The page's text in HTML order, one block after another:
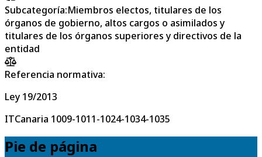
Subcategoría:Miembros electos, titulares de los
órganos de gobierno, altos cargos o asimilados y
titulares de los órganos superiores y directivos de la
entidad
Referencia normativa:
Ley 19/2013
ITCanaria 1009-1011-1024-1034-1035
Pie de página